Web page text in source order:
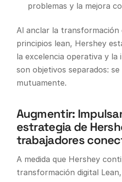
problemas y la mejora
Al anclar la transformación
principios lean, Hershey
la excelencia operativa y la
son objetivos separados:
mutuamente.
Augmentir:
estrategia de
trabajadores
A medida que Hershey
transformación digital